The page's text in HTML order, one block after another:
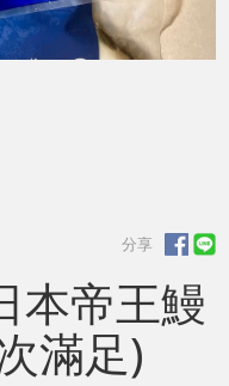
本帝王鰻
滿足)